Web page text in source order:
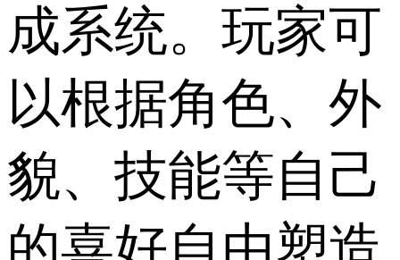
成系统。玩家可
以根据角色、外
貌、技能等自己